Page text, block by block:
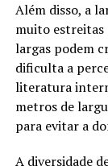
Além disso, a
muito estreitas
largas podem
dificulta a
literatura
metros de
para evitar a
A diversidade